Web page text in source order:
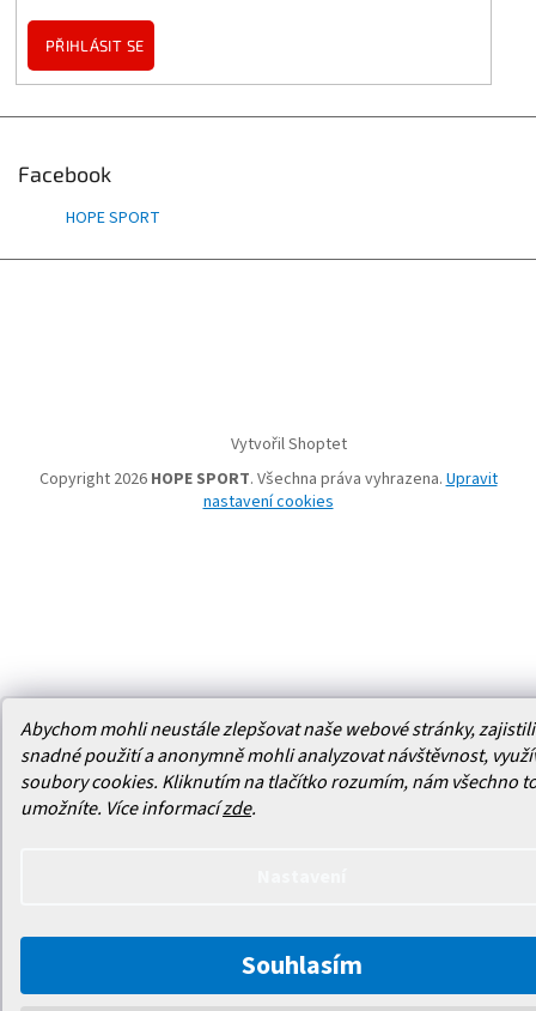
Abychom mohli neustále zlepšovat naše webové stránky,
snadné použití a anonymně mohli analyzovat návštěvnost,
soubory cookies. Kliknutím na tlačítko rozumím, nám všechno
umožníte. Více informacízde.
Souhlasím
PŘIHLÁSIT SE
Facebook
HOPE SPORT
Vytvořil Shoptet
Copyright 2026 HOPE SPORT. Všechna práva vyhrazena. Upravit
nastavení cookies